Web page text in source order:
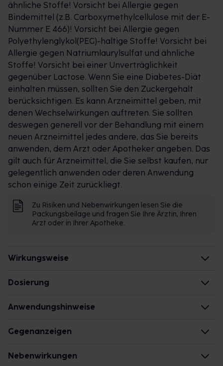
ähnliche Stoffe! Vorsicht bei Allergie gegen
Bindemittel (z.B. Carboxymethylcellulose mit der E-
Nummer E 466)! Vorsicht bei Allergie gegen
Polyethylenglykol(PEG)-haltige Stoffe! Vorsicht bei
Allergie gegen Natriumlaurylsulfat und ähnliche
Stoffe! Vorsicht bei einer Unverträglichkeit
gegenüber Lactose. Wenn Sie eine Diabetes-Diät
einhalten müssen, sollten Sie den Zuckergehalt
berücksichtigen. Es kann Arzneimittel geben, mit
denen Wechselwirkungen auftreten. Sie sollten
deswegen generell vor der Behandlung mit einem
neuen Arzneimittel jedes andere, das Sie bereits
anwenden, dem Arzt oder Apotheker angeben. Das
gilt auch für Arzneimittel, die Sie selbst kaufen, nur
gelegentlich anwenden oder deren Anwendung
schon einige Zeit zurückliegt.
Zu Risiken und Nebenwirkungen lesen Sie die
Packungsbeilage und fragen Sie Ihre Ärztin, Ihren
Arzt oder in Ihrer Apotheke.
Wirkungsweise
allem Beine vor den schädigenden Einflüssen der
Mechanismen zum Tragen: Zum einen sorgt der
nicht von Abbauprodukten, die bei einem zu hohen
Dosierung
Einzel-/Gesamtdosis: 1 Tablette/1-mal täglich
Anwendungshinweise
einem Arzt oder Apotheker überschritten werden.
Art der Anwendung?
Gegenanzeigen
Nebenwirkungen